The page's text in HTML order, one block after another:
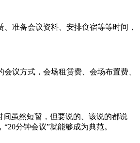
准备会议资料、安排食宿等等时间，
议方式，会场租赁费、会场布置费、
虽然短暂，但要说的、该说的都说
分钟会议”就能够成为典范。